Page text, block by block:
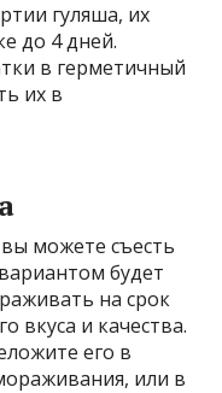
гуляша, их
до 4 дней.
в герметичный
их в
можете съесть
будет
на срок
вкуса и качества.
его в
или в